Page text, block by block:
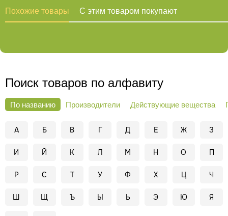
Похожие товары С этим товаром покупают
Поиск товаров по алфавиту
По названию Производители Действующие вещества
А Б В Г Д Е Ж З
И Й К Л М Н О П
Р С Т У Ф Х Ц Ч
Ш Щ Ъ Ы Ь Э Ю Я